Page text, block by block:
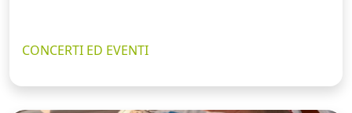
CONCERTI ED EVENTI